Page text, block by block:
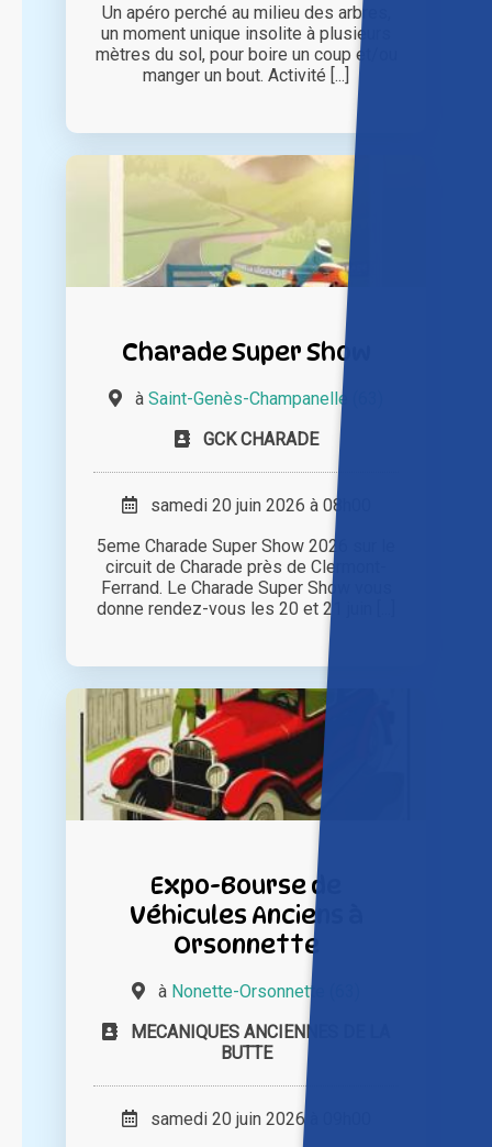
Un apéro perché au milieu des arbres,
un moment unique insolite à plusieurs
mètres du sol, pour boire un coup et/ou
manger un bout. Activité [...]
Charade Super Show
à Saint-Genès-Champanelle (63)
GCK CHARADE
samedi 20 juin 2026 à 08h00
5eme Charade Super Show 2026 sur le
circuit de Charade près de Clermont-
Ferrand. Le Charade Super Show vous
donne rendez-vous les 20 et 21 juin [...]
Expo-Bourse de
Véhicules Anciens à
Orsonnette
à Nonette-Orsonnette (63)
MECANIQUES ANCIENNES DE LA
BUTTE
samedi 20 juin 2026 à 09h00